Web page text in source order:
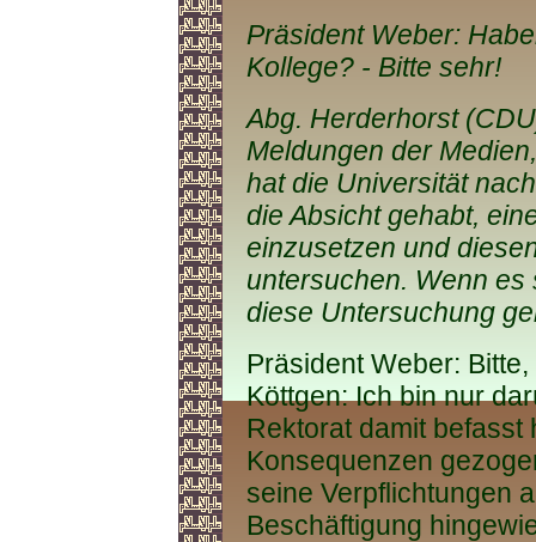
Präsident Weber:
Kollege? - Bitte sehr!
Abg. Herderhorst
Meldungen der
hat die Universität
die Absicht gehabt,
einzusetzen und
untersuchen. Wenn
diese Untersuchung
Präsident Weber:
Köttgen: Ich bin nur
Rektorat damit
Konsequenzen
seine Verpflichtungen
Beschäftigung